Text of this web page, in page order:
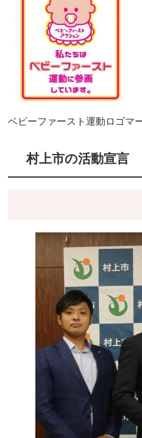
ベビーファースト運動ロゴマ
村上市の活動宣言